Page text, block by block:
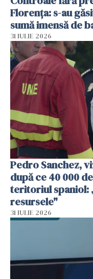
Florența: s-au
sumă imensă de
31 IULIE 2026
Pedro Sanchez,
după ce 40 000
teritoriul spaniol:
resursele"
31 IULIE 2026